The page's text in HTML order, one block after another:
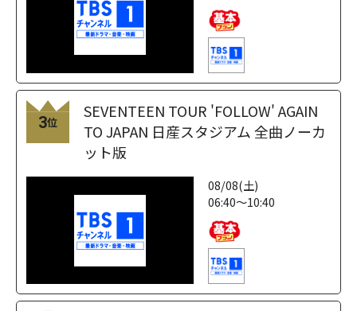
3位
SEVENTEEN TOUR 'FOLLOW' AGAIN
TO JAPAN 日産スタジアム 全曲ノーカ
ット版
08/08(土)
06:40～10:40